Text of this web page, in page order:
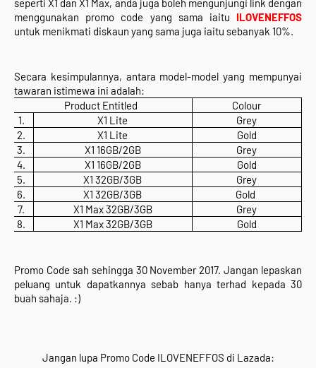
seperti X1 dan X1 Max, anda juga boleh mengunjungi link dengan
menggunakan promo code yang sama iaitu
untuk menikmati diskaun yang sama juga iaitu sebanyak 10%.
Secara kesimpulannya, antara model-model yang mempunyai
tawaran istimewa ini adalah:
Product Entitled
Colour
1.
X1 Lite
Grey
2.
X1 Lite
Gold
3.
X1 16GB/2GB
Grey
4.
X1 16GB/2GB
Gold
5.
X1 32GB/3GB
Grey
6.
X1 32GB/3GB
Gold
7.
X1 Max 32GB/3GB
Grey
8.
X1 Max 32GB/3GB Gold
Promo Code sah sehingga 30 November 2017. Jangan lepaskan
peluang untuk dapatkannya sebab hanya terhad kepada 30
buah sahaja. :)
Jangan lupa Promo Code ILOVENEFFOS di Lazada: